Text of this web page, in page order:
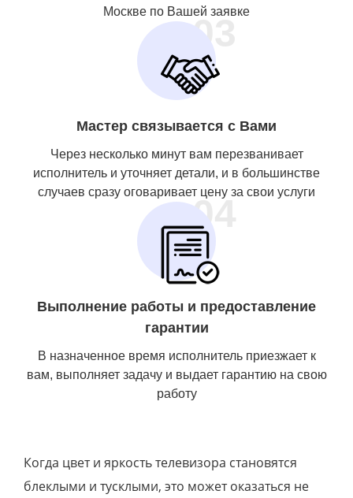
Москве по Вашей заявке
03
Мастер связывается с Вами
Через несколько минут вам перезванивает
исполнитель и уточняет детали, и в большинстве
случаев сразу оговаривает цену за свои услуги
04
Выполнение работы и предоставление
гарантии
В назначенное время исполнитель приезжает к
вам, выполняет задачу и выдает гарантию на свою
работу
Когда цвет и яркость телевизора становятся
блеклыми и тусклыми, это может оказаться не